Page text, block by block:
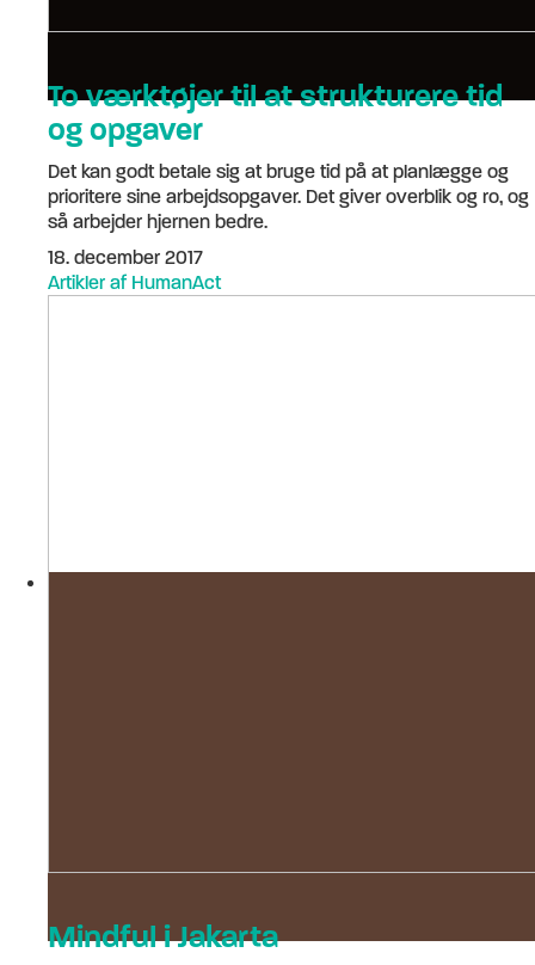
To værktøjer til at strukturere tid
og opgaver
Det kan godt betale sig at bruge tid på at planlægge og
prioritere sine arbejdsopgaver. Det giver overblik og ro, og
så arbejder hjernen bedre.
18. december 2017
Artikler af HumanAct
Mindful i Jakarta